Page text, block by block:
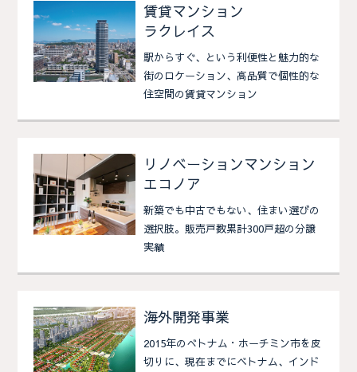
賃貸マンション
ラクレイス
駅からすぐ、という利便性と魅力的な
街のロケーション、高品質で個性的な
住空間の賃貸マンション
リノベーションマンション
エコノア
新築でも中古でもない、住まい選びの
選択肢。販売戸数累計300戸超の分譲
実績
海外開発事業
2015年のべトナム・ホーチミン市を皮
切りに、現在までにベトナム、インド